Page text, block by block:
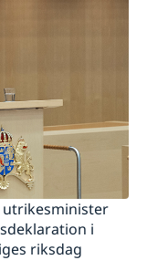
utrikesminister
i
riksdag